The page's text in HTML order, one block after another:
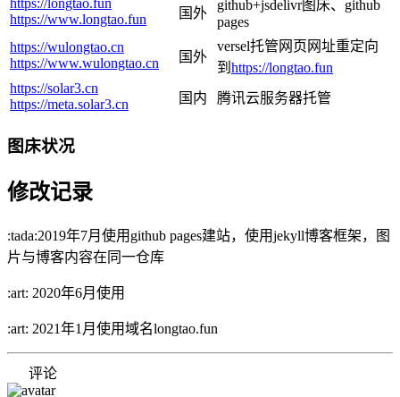
https://longtao.fun
https://www.longtao.fun
国外
github+jsdelivr图床、github
pages
https://wulongtao.cn
https://www.wulongtao.cn
国外
versel托管网页网址重定向
到 https://longtao.fun
https://solar3.cn
https://meta.solar3.cn
国内 腾讯云服务器托管
图床状况
修改记录
:tada:2019年7月使用github pages建站，使用jekyll博客框架，图
片与博客内容在同一仓库
:art: 2020年6月使用
:art: 2021年1月使用域名longtao.fun
评论